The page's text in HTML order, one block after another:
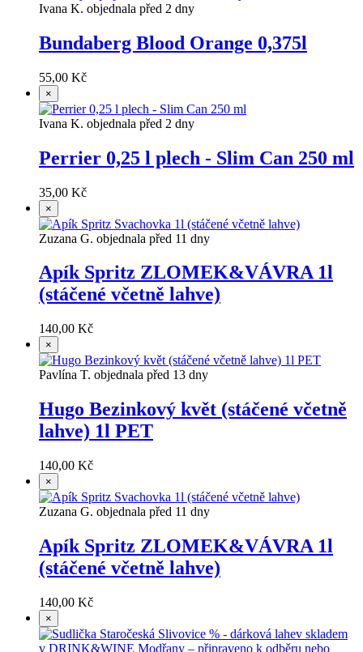
Ivana K. objednala před 2 dny
Bundaberg Blood Orange 0,375l
55,00 Kč
×
Ivana K. objednala před 2 dny
Perrier 0,25 l plech - Slim Can 250 ml
35,00 Kč
×
Zuzana G. objednala před 11 dny
Apík Spritz ZLOMEK&VÁVRA 1l
(stáčené včetně lahve)
140,00 Kč
×
Pavlína T. objednala před 13 dny
Hugo Bezinkový květ (stáčené včetně
lahve) 1l PET
140,00 Kč
×
Zuzana G. objednala před 11 dny
Apík Spritz ZLOMEK&VÁVRA 1l
(stáčené včetně lahve)
140,00 Kč
×